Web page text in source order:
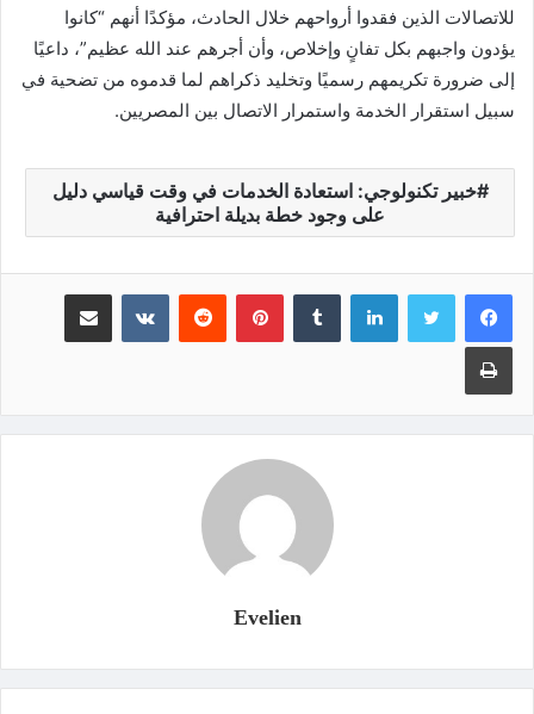
للاتصالات الذين فقدوا أرواحهم خلال الحادث، مؤكدًا أنهم “كانوا
يؤدون واجبهم بكل تفانٍ وإخلاص، وأن أجرهم عند الله عظيم”، داعيًا
إلى ضرورة تكريمهم رسميًا وتخليد ذكراهم لما قدموه من تضحية في
سبيل استقرار الخدمة واستمرار الاتصال بين المصريين.
خبير تكنولوجي: استعادة الخدمات في وقت قياسي دليل
على وجود خطة بديلة احترافية
لينكدإن بينتيريست
Evelien